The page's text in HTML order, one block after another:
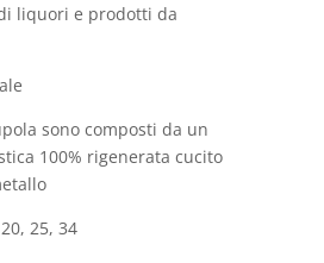
liquori e prodotti da
sono composti da un
100% rigenerata cucito
25, 34